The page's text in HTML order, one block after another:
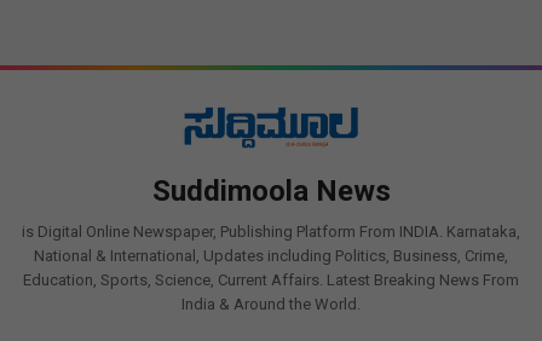
Suddimoola News
is Digital Online Newspaper, Publishing Platform From INDIA. Karnataka,
National & International, Updates including Politics, Business, Crime,
Education, Sports, Science, Current Affairs. Latest Breaking News From
India & Around the World.